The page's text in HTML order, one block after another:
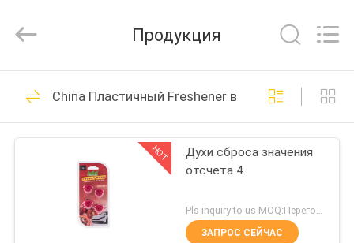
ДОМ
ПРОДУКТЫ
Products
Rights
жидкостный
freshener воздуха
автомобиля
68
Продукция
China Пластичный Freshener воздуха
HOT
Духи сброса значения
отсчета 4
Pls inquiry to us MOQ:Переговоры
ЗАПРОС СЕЙЧАС